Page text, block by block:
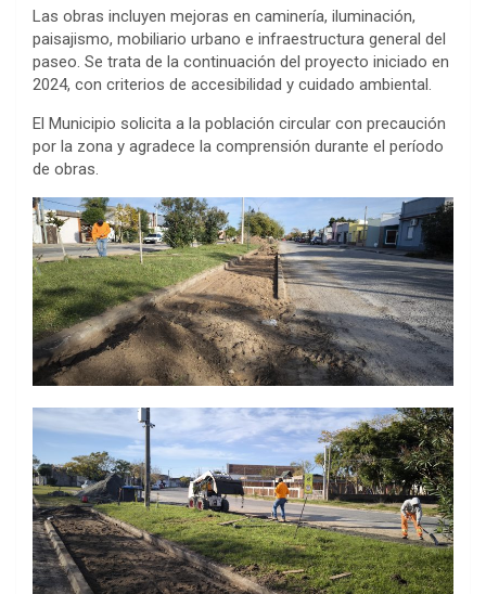
Las obras incluyen mejoras en caminería, iluminación,
paisajismo, mobiliario urbano e infraestructura general del
paseo. Se trata de la continuación del proyecto iniciado en
2024, con criterios de accesibilidad y cuidado ambiental.
El Municipio solicita a la población circular con precaución
por la zona y agradece la comprensión durante el período
de obras.